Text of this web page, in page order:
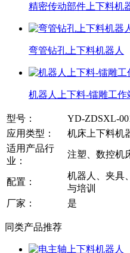
精密传动部件上下料机
弯管钻孔上下料机器人
机器人上下料-镭雕工作
型号：
YD-ZDSXL-
应用类型：
机床上下料机
适用产品行
业：
注塑、数控机
配置：
机器人、夹具
与培训
厂家：
是
同类产品推荐